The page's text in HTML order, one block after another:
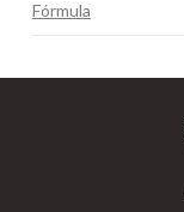
Fórmula